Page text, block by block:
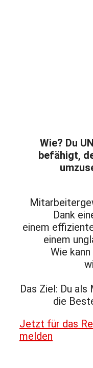
Wie? Du
befähigt,
Dank
einem
einem
Wie
Das Ziel: Du
die
Jetzt für das
melden